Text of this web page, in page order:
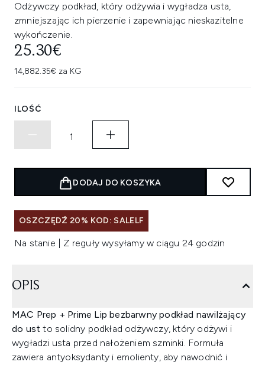
Odżywczy podkład, który odżywia i wygładza usta,
zmniejszając ich pierzenie i zapewniając nieskazitelne
wykończenie.
25.30€
14,882.35€ za KG
ILOŚĆ
DODAJ DO KOSZYKA
OSZCZĘDŹ 20% KOD: SALELF
Na stanie | Z reguły wysyłamy w ciągu 24 godzin
OPIS
MAC Prep + Prime Lip bezbarwny podkład nawilżający
do ust to solidny podkład odżywczy, który odżywi i
wygładzi usta przed nałożeniem szminki. Formuła
zawiera antyoksydanty i emolienty, aby nawodnić i